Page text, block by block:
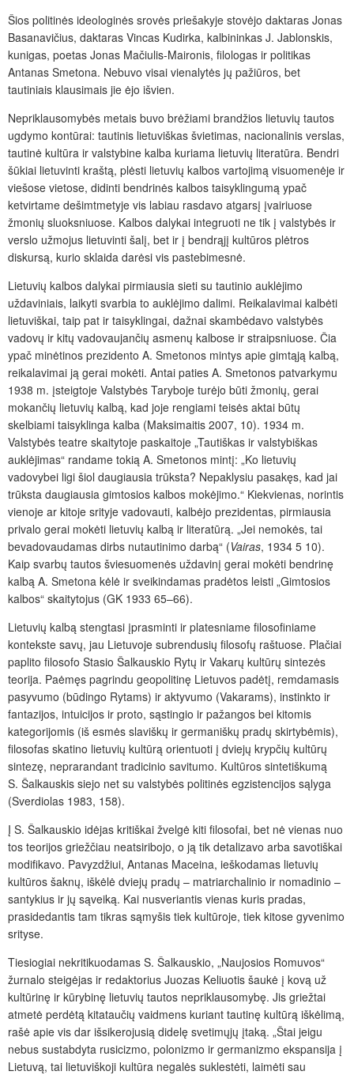
Šios politinės ideologinės srovės priešakyje stovėjo daktaras Jonas
Basanavičius, daktaras Vincas Kudirka, kalbininkas J. Jablonskis,
kunigas, poetas Jonas Mačiulis-Maironis, filologas ir politikas
Antanas Smetona. Nebuvo visai vienalytės jų pažiūros, bet
tautiniais klausimais jie ėjo išvien.
Nepriklausomybės metais buvo brėžiami brandžios lietuvių tautos
ugdymo kontūrai: tautinis lietuviškas švietimas, nacionalinis verslas,
tautinė kultūra ir valstybine kalba kuriama lietuvių literatūra. Bendri
šūkiai lietuvinti kraštą, plėsti lietuvių kalbos vartojimą visuomenėje ir
viešose vietose, didinti bendrinės kalbos taisyklingumą ypač
ketvirtame dešimtmetyje vis labiau rasdavo atgarsį įvairiuose
žmonių sluoksniuose. Kalbos dalykai integruoti ne tik į valstybės ir
verslo užmojus lietuvinti šalį, bet ir į bendrąjį kultūros plėtros
diskursą, kurio sklaida darėsi vis pastebimesnė.
Lietuvių kalbos dalykai pirmiausia sieti su tautinio auklėjimo
uždaviniais, laikyti svarbia to auklėjimo dalimi. Reikalavimai kalbėti
lietuviškai, taip pat ir taisyklingai, dažnai skambėdavo valstybės
vadovų ir kitų vadovaujančių asmenų kalbose ir straipsniuose. Čia
ypač minėtinos prezidento A. Smetonos mintys apie gimtąją kalbą,
reikalavimai ją gerai mokėti. Antai paties A. Smetonos patvarkymu
1938 m. įsteigtoje Valstybės Taryboje turėjo būti žmonių, gerai
mokančių lietuvių kalbą, kad joje rengiami teisės aktai būtų
skelbiami taisyklinga kalba (Maksimaitis 2007, 10). 1934 m.
Valstybės teatre skaitytoje paskaitoje „Tautiškas ir valstybiškas
auklėjimas“ randame tokią A. Smetonos mintį: „Ko lietuvių
vadovybei ligi šiol daugiausia trūksta? Nepaklysiu pasakęs, kad jai
trūksta daugiausia gimtosios kalbos mokėjimo.“ Kiekvienas, norintis
vienoje ar kitoje srityje vadovauti, kalbėjo prezidentas, pirmiausia
privalo gerai mokėti lietuvių kalbą ir literatūrą. „Jei nemokės, tai
bevadovaudamas dirbs nutautinimo darbą“ (Vairas, 1934 5 10).
Kaip svarbų tautos šviesuomenės uždavinį gerai mokėti bendrinę
kalbą A. Smetona kėlė ir sveikindamas pradėtos leisti „Gimtosios
kalbos“ skaitytojus (GK 1933 65–66).
Lietuvių kalbą stengtasi įprasminti ir platesniame filosofiniame
kontekste savų, jau Lietuvoje subrendusių filosofų raštuose. Plačiai
paplito filosofo Stasio Šalkauskio Rytų ir Vakarų kultūrų sintezės
teorija. Paėmęs pagrindu geopolitinę Lietuvos padėtį, remdamasis
pasyvumo (būdingo Rytams) ir aktyvumo (Vakarams), instinkto ir
fantazijos, intuicijos ir proto, sąstingio ir pažangos bei kitomis
kategorijomis (iš esmės slaviškų ir germaniškų pradų skirtybėmis),
filosofas skatino lietuvių kultūrą orientuoti į dviejų krypčių kultūrų
sintezę, neprarandant tradicinio savitumo. Kultūros sintetiškumą
S. Šalkauskis siejo net su valstybės politinės egzistencijos sąlyga
(Sverdiolas 1983, 158).
Į S. Šalkauskio idėjas kritiškai žvelgė kiti filosofai, bet nė vienas nuo
tos teorijos griežčiau neatsiribojo, o ją tik detalizavo arba savotiškai
modifikavo. Pavyzdžiui, Antanas Maceina, ieškodamas lietuvių
kultūros šaknų, iškėlė dviejų pradų – matriarchalinio ir nomadinio –
santykius ir jų sąveiką. Kai nusveriantis vienas kuris pradas,
prasidedantis tam tikras sąmyšis tiek kultūroje, tiek kitose gyvenimo
srityse.
Tiesiogiai nekritikuodamas S. Šalkauskio, „Naujosios Romuvos“
žurnalo steigėjas ir redaktorius Juozas Keliuotis šaukė į kovą už
kultūrinę ir kūrybinę lietuvių tautos nepriklausomybę. Jis griežtai
atmetė perdėtą kitataučių vaidmens kuriant tautinę kultūrą iškėlimą,
rašė apie vis dar išsikerojusią didelę svetimųjų įtaką. „Štai jeigu
nebus sustabdyta rusicizmo, polonizmo ir germanizmo ekspansija į
Lietuvą, tai lietuviškoji kultūra negalės suklestėti, laimėti sau